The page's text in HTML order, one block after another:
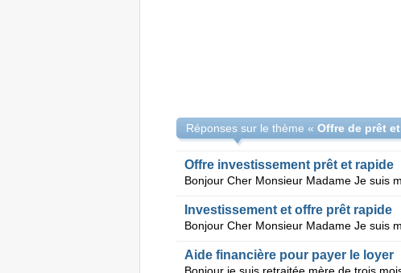
Réponses sur le thème «
Offre investissement prêt et rapide
Investissement et offre prêt rapide
Aide financière pour payer le loyer